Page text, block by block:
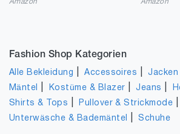
Amazon Amazon
Fashion Shop Kategorien
Alle Bekleidung |Accessoires |Jacken
Mäntel Kostüme & Blazer |Jeans
Shirts & Tops Pullover & Strickmode
Unterwäsche & Bademäntel |Schuhe